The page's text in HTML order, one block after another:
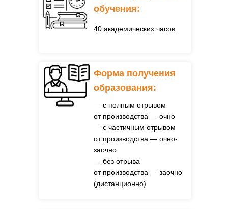
40 академических часов.
обучения:
— с полным отрывом
от производства — очно
— с частичным отрывом
от производства — очно-
заочно
— без отрыва
от производства — заочно
(дистанционно)
Форма получения
образования: